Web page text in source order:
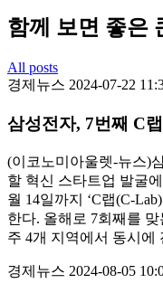
함께 보면 좋은
All posts
경제뉴스 2024-07-22
삼성전자, 7번째 C
(이코노미아울렛-뉴스)
할 혁신 스타트업 발굴
월 14일까지 ‘C랩(C-
한다. 올해로 7회째를
주 4개 지역에서 동시에
경제뉴스 2024-08-05